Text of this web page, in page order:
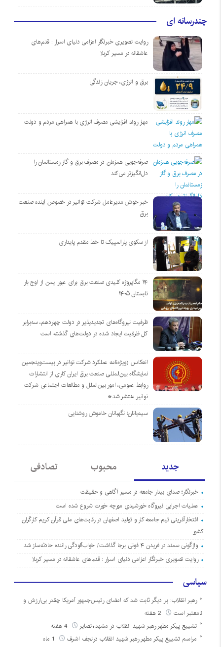
چندرسانه ای
روایت تصویری خبرنگار اعزامی دنیای اسرار : قدم‌های
عاشقانه در مسیر کربلا
برق و انرژی، جریان زندگی
مهار روند افزایشی مصرف انرژی با همراهی مردم و دولت
صرفه‌جویی همزمان در مصرف برق و گاز زمستانمان را
دل‌انگیزتر می‌کند
خبر خوش مدیرعامل شرکت توانیر در خصوص آینده صنعت
برق
از سکوی پارالمپیک تا خط مقدم پایداری
۱۴ مگاپروژه‌ کلیدی صنعت برق برای عبور ایمن از اوج بار
تابستان ۱۴۰۵
ظرفیت نیروگاه‌های تجدیدپذیر در دولت چهاردهم، سه‌برابر
کل ظرفیت ایجاد شده در دولت‌های گذشته است
انعکاس (ویژه‌نامه عملکرد شرکت توانیر در بیست‌وپنجمین
نمایشگاه بین‌المللی صنعت برق ایران کاری از انتشارات
روابط عمومی، امور بین‌الملل و مطالعات اجتماعی شرکت
توانیر منتشر شد*
سیم‌بانان؛ نگهبانان خاموش روشنایی
جدید محبوب تصادفی
خبرنگار؛ صدای بیدار جامعه در مسیر آگاهی و حقیقت
عملیات اجرایی نیروگاه خورشیدی مورچه خورت شروع شده است
افتخارآفرینی تیم جامعه کار و تولید اصفهان در رقابت‌های ملی قرآن کریم کارگران
کشور
واژگونی سمند در فریدن ۴ فوتی برجا گذاشت/ خواب‌آلودگی راننده حادثه‌ساز شد
روایت تصویری خبرنگار اعزامی دنیای اسرار : قدم‌های عاشقانه در مسیر کربلا
سیاسی
رهبر انقلاب: بار دیگر ثابت شد که امضای رئیس‌جمهور آمریکا چقدر بی‌ارزش و
نامعتبر است
تشییع پیکر مطهر رهبر شهید انقلاب در مشهد+تصایر
مراسم تشییع پیکر مطهر رهبر شهید انقلاب درنجف اشرف